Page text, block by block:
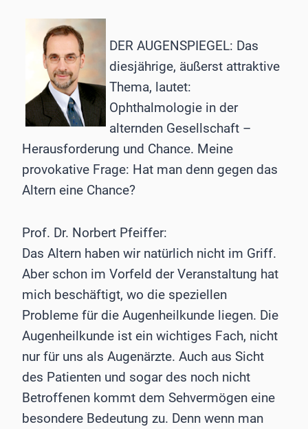
DER AUGENSPIEGEL: Das
diesjährige, äußerst attraktive
Thema, lautet:
Ophthalmologie in der
alternden Gesellschaft –
Herausforderung und Chance. Meine
provokative Frage: Hat man denn gegen das
Altern eine Chance?
Prof. Dr. Norbert Pfeiffer:
Das Altern haben wir natürlich nicht im Griff.
Aber schon im Vorfeld der Veranstaltung hat
mich beschäftigt, wo die speziellen
Probleme für die Augenheilkunde liegen. Die
Augenheilkunde ist ein wichtiges Fach, nicht
nur für uns als Augenärzte. Auch aus Sicht
des Patienten und sogar des noch nicht
Betroffenen kommt dem Sehvermögen eine
besondere Bedeutung zu. Denn wenn man